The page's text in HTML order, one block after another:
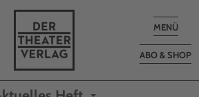
Toggle
MENÜ
ABO & SHOP